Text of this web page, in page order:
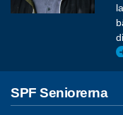
SPF Seniorerna